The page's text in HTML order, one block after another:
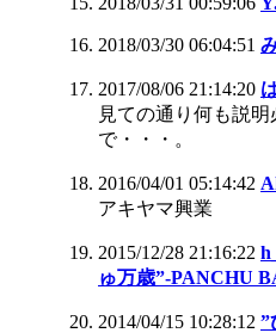
2018/03/30 06:04:51
2017/08/06 21:14:20
見ての通り何も説
で・・・。
2016/04/01 05:14:42
アキヤマ興業
2015/12/28 21:16:22
ゅ万歳”-PANCHU
2014/04/15 10:28:12 ”